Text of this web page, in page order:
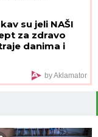
su jeli NAŠI
za zdravo
danima i
by Aklamator